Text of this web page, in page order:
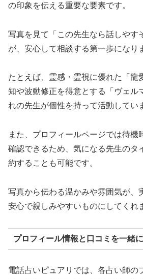
の印象を伝える重要な要素です。
写真を見て「この先生なら話しやす
が、安心して相談する第一歩になり
たとえば、霊感・霊視に優れた「龍
知や波動修正を得意とする「ヴェル
れの先生が個性を持って活動してい
また、プロフィールページでは待機
確認できるため、気になる先生のタ
約することも可能です。
写真から伝わる温かみや雰囲気が、
安心で親しみやすいものにしてくれ
プロフィール情報と口コミを一緒
電話占いピュアリでは、各占い師の